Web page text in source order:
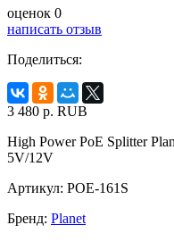
оценок 0
написать отзыв
Поделиться:
3 480 р. RUB
High Power PoE Splitter
5V/12V
Артикул: POE-161S
Бренд: Planet